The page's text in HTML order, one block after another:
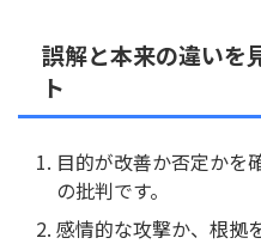
誤解と本来の違いを
ト
目的が改善か否定かを
の批判です。
感情的な攻撃か、根拠